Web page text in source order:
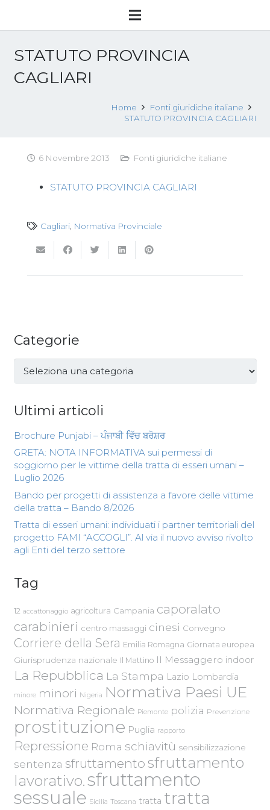
STATUTO PROVINCIA
CAGLIARI
Home
Fonti giuridiche italiane
STATUTO PROVINCIA CAGLIARI
6 Novembre 2013 Fonti giuridiche italiane
STATUTO PROVINCIA CAGLIARI
Cagliari Normativa Provinciale
Categorie
Categorie
Ultimi articoli
Brochure Punjabi – ਪੰਜਾਬੀ ਵਿੱਚ ਬਰੋਸ਼ਰ
GRETA: NOTA INFORMATIVA sui permessi di
soggiorno per le vittime della tratta di esseri umani –
Luglio 2026
Bando per progetti di assistenza a favore delle vittime
della tratta – Bando 8/2026
Tratta di esseri umani: individuati i partner territoriali del
progetto FAMI “ACCOGLI”. Al via il nuovo avviso rivolto
agli Enti del terzo settore
Tag
12 accattonaggio agricoltura Campania caporalato
carabinieri centro massaggi cinesi Convegno
Corriere della Sera Emilia Romagna Giornata europea
Giurisprudenza nazionale Il Mattino Il Messaggero indoor
La Repubblica La Stampa Lazio Lombardia
minore minori Nigeria Normativa Paesi UE
Normativa Regionale Piemonte polizia Prevenzione
prostituzione Puglia rapporto
Repressione Roma schiavitù sensibilizzazione
sentenza sfruttamento sfruttamento
lavorativo.sfruttamento
sessuale Sicilia Toscana tratta tratta